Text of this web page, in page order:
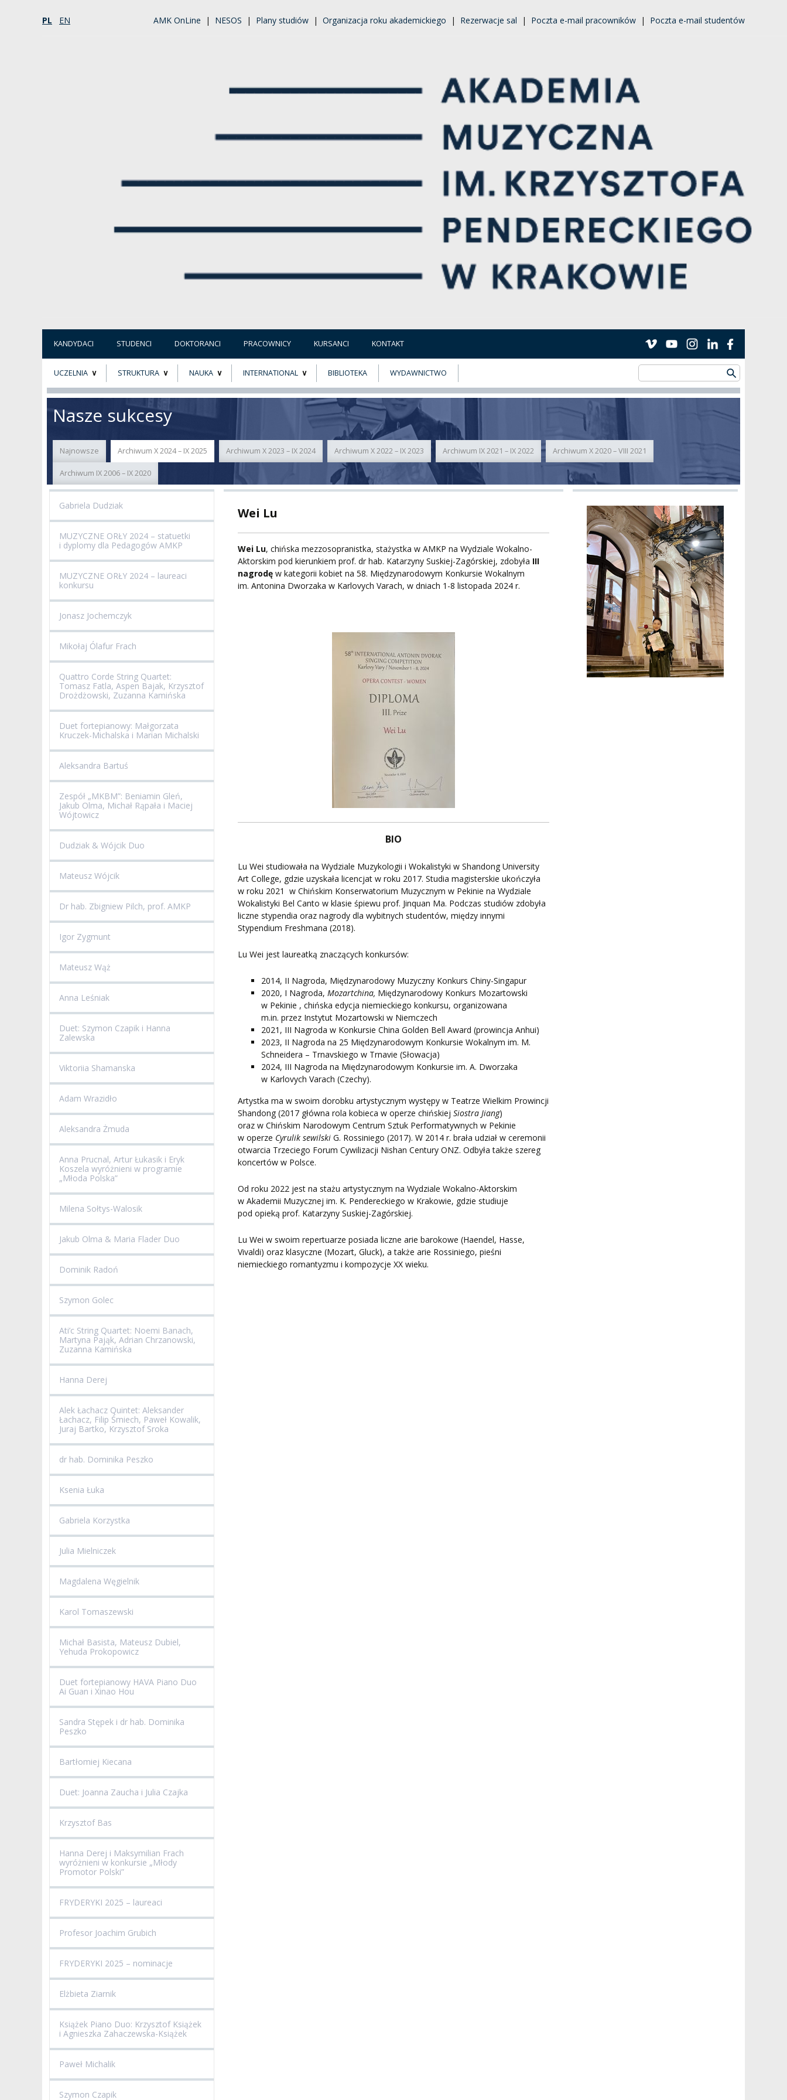
PL EN AMK OnLine | NESOS | Plany studiów | Organizacja roku akademickiego | Rezerwacje sal | Poczta e-mail pracowników | Poczta e-mail studentów
KANDYDACI STUDENCI DOKTORANCI PRACOWNICY KURSANCI KONTAKT
UCZELNIA
KADRA PEDAGOGICZNA
WYBORY
DOKTORATY HC
PROFESURY HONOROWE
EXCELLENCE IN TEACHING
I CHÓR AMKP
SALE KONCERTOWE
DOSTĘPNOŚĆ
STRUKTURA
WYDZIAŁY
JEDNOSTKI NAUKOWE
OGÓLNOUCZELNIANY
SZKOŁA DOKTORSKA
ADMINISTRACJA
RZECZNICY
BIBLIOTEKA
NAUKA
JAKOŚĆ KSZTAŁCENIA
NOSTRYFIKACJA
POSTĘPOWANIA
POTWIERDZANIE EFEKTÓW
INTERNATIONAL BIBLIOTEKA WYDAWNICTWO
Nasze sukcesy
Najnowsze Archiwum X 2024 – IX 2025 Archiwum X 2023 – IX 2024 Archiwum X 2022 – IX 2023 Archiwum IX 2021 – IX 2022 Archiwum X 2020 – VIII 2021
Archiwum IX 2006 – IX 2020
Gabriela Dudziak
MUZYCZNE ORŁY 2024 – statuetki
i dyplomy dla Pedagogów AMKP
MUZYCZNE ORŁY 2024 – laureaci
konkursu
Jonasz Jochemczyk
Mikołaj Ólafur Frach
Quattro Corde String Quartet:
Tomasz Fatla, Aspen Bajak, Krzysztof
Drożdżowski, Zuzanna Kamińska
Duet fortepianowy: Małgorzata
Kruczek-Michalska i Marian Michalski
Aleksandra Bartuś
Zespół „MKBM”: Beniamin Gleń,
Jakub Olma, Michał Rąpała i Maciej
Wójtowicz
Dudziak & Wójcik Duo
Mateusz Wójcik
Dr hab. Zbigniew Pilch, prof. AMKP
Igor Zygmunt
Mateusz Wąż
Anna Leśniak
Duet: Szymon Czapik i Hanna
Zalewska
Viktoriia Shamanska
Adam Wrazidło
Aleksandra Żmuda
Anna Prucnal, Artur Łukasik i Eryk
Koszela wyróżnieni w programie
„Młoda Polska”
Milena Sołtys-Walosik
Jakub Olma & Maria Flader Duo
Dominik Radoń
Szymon Golec
Ati’c String Quartet: Noemi Banach,
Martyna Pająk, Adrian Chrzanowski,
Zuzanna Kamińska
Hanna Derej
Alek Łachacz Quintet: Aleksander
Łachacz, Filip Śmiech, Paweł Kowalik,
Juraj Bartko, Krzysztof Sroka
dr hab. Dominika Peszko
Ksenia Łuka
Gabriela Korzystka
Julia Mielniczek
Magdalena Węgielnik
Karol Tomaszewski
Michał Basista, Mateusz Dubiel,
Yehuda Prokopowicz
Duet fortepianowy HAVA Piano Duo
Ai Guan i Xinao Hou
Sandra Stępek i dr hab. Dominika
Peszko
Bartłomiej Kiecana
Duet: Joanna Zaucha i Julia Czajka
Krzysztof Bas
Hanna Derej i Maksymilian Frach
wyróżnieni w konkursie „Młody
Promotor Polski”
FRYDERYKI 2025 – laureaci
Profesor Joachim Grubich
FRYDERYKI 2025 – nominacje
Elżbieta Ziarnik
Książek Piano Duo: Krzysztof Książek
i Agnieszka Zahaczewska-Książek
Paweł Michalik
Szymon Czapik
Wei Lu
Wei Lu, chińska mezzosopranistka, stażystka w AMKP na Wydziale Wokalno-
Aktorskim pod kierunkiem prof. dr hab. Katarzyny Suskiej-Zagórskiej, zdobyła III
nagrodę w kategorii kobiet na 58. Międzynarodowym Konkursie Wokalnym
im. Antonina Dworzaka w Karlovych Varach, w dniach 1-8 listopada 2024 r.
BIO
Lu Wei studiowała na Wydziale Muzykologii i Wokalistyki w Shandong University
Art College, gdzie uzyskała licencjat w roku 2017. Studia magisterskie ukończyła
w roku 2021 w Chińskim Konserwatorium Muzycznym w Pekinie na Wydziale
Wokalistyki Bel Canto w klasie śpiewu prof. Jinquan Ma. Podczas studiów zdobyła
liczne stypendia oraz nagrody dla wybitnych studentów, między innymi
Stypendium Freshmana (2018).
Lu Wei jest laureatką znaczących konkursów:
2014, II Nagroda, Międzynarodowy Muzyczny Konkurs Chiny-Singapur
2020, I Nagroda, Mozartchina, Międzynarodowy Konkurs Mozartowski
w Pekinie , chińska edycja niemieckiego konkursu, organizowana
m.in. przez Instytut Mozartowski w Niemczech
2021, III Nagroda w Konkursie China Golden Bell Award (prowincja Anhui)
2023, II Nagroda na 25 Międzynarodowym Konkursie Wokalnym im. M.
Schneidera – Trnavskiego w Trnavie (Słowacja)
2024, III Nagroda na Międzynarodowym Konkursie im. A. Dworzaka
w Karlovych Varach (Czechy).
Artystka ma w swoim dorobku artystycznym występy w Teatrze Wielkim Prowincji
Shandong (2017 główna rola kobieca w operze chińskiejSiostra Jiang)
oraz w Chińskim Narodowym Centrum Sztuk Performatywnych w Pekinie
w operze Cyrulik sewilskiG. Rossiniego (2017). W 2014 r. brała udział w ceremonii
otwarcia Trzeciego Forum Cywilizacji Nishan Century ONZ. Odbyła także szereg
koncertów w Polsce.
Od roku 2022 jest na stażu artystycznym na Wydziale Wokalno-Aktorskim
w Akademii Muzycznej im. K. Pendereckiego w Krakowie, gdzie studiuje
pod opieką prof. Katarzyny Suskiej-Zagórskiej.
Lu Wei w swoim repertuarze posiada liczne arie barokowe (Haendel, Hasse,
Vivaldi) oraz klasyczne (Mozart, Gluck), a także arie Rossiniego, pieśni
niemieckiego romantyzmu i kompozycje XX wieku.